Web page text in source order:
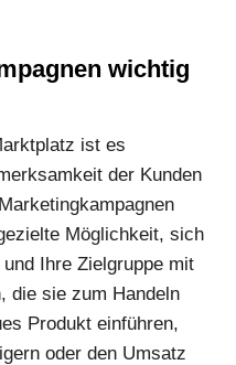
wichtig
ist es
der Kunden
Möglichkeit, sich
Ihre Zielgruppe mit
die sie zum Handeln
Produkt einführen,
oder den Umsatz